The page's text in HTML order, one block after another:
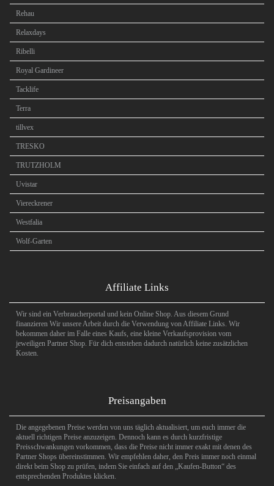
Rehau
Relaxdays
Ribelli
Royal Gardineer
Tacklife
Terra
tillvex
TRESKO
TRUTZHOLM
Uvistar
Viereckrener
Westfalia
Wolf-Garten
Affiliate Links
Wir sind ein Verbraucherportal und kein Online Shop. Aus diesem Grund
finanzieren Wir unsere Arbeit durch die Verwendung von Affiliate Links. Wir
bekommen daher im Falle eines Kaufs, eine kleine Verkaufsprovision vom
jeweiligen Partner Shop. Für dich entstehen dadurch natürlich keine zusätzlichen
Kosten.
Preisangaben
Die angegebenen Preise werden von uns täglich aktualisiert, um euch immer die
aktuell richtigen Preise anzuzeigen. Dennoch kann es durch kurzfristige
Preisschwankungen vorkommen, dass die Preise nicht immer exakt mit denen des
Partner Shops übereinstimmen. Wir empfehlen daher, den Preis immer noch einmal
direkt beim Shop zu prüfen, indem Sie einfach auf den „Kaufen-Button“ des
entsprechenden Produktes klicken.